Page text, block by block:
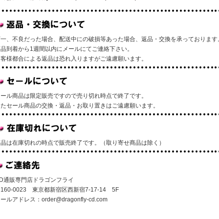
、不良だった場合、配送中にの破損等あった場合、返品・交換を承っております
到着から1週間以内にメールにてご連絡下さい。
様都合による返品は恐れ入りますがご遠慮願います。
ル商品は限定販売ですので売り切れ時点で終了です。
セール商品の交換・返品・お取り置きはご遠慮願います。
は在庫切れの時点で販売終了です。（取り寄せ商品は除く）
通販専門店ドラゴンフライ
0023 東京都新宿区西新宿7-17-14 5F
ルアドレス： order@dragonfly-cd.com